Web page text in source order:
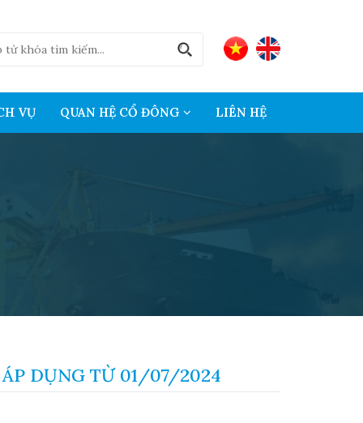
VỤ QUAN HỆ CỔ ĐÔNG LIÊN HỆ
DỤNG TỪ 01/07/2024